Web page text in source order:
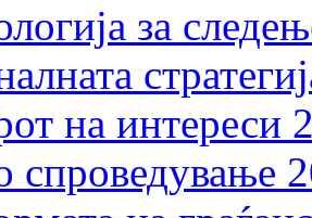
за
на интереси
спроведување